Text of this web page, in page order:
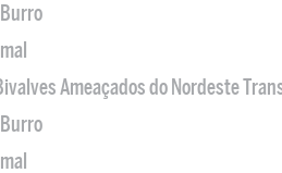
Ameaçados do Nordeste